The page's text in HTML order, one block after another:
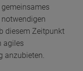
diesem Zeitpunkt
agiles
anzubieten.